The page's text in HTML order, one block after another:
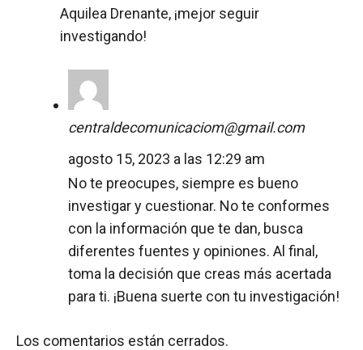
Aquilea Drenante, ¡mejor seguir
investigando!
centraldecomunicaciom@gmail.com
agosto 15, 2023 a las 12:29 am
No te preocupes, siempre es bueno
investigar y cuestionar. No te conformes
con la información que te dan, busca
diferentes fuentes y opiniones. Al final,
toma la decisión que creas más acertada
para ti. ¡Buena suerte con tu investigación!
Los comentarios están cerrados.